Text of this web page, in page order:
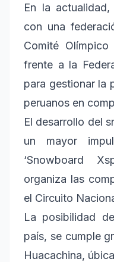
En la
con una
Comité
frente a la
para gestionar la
peruanos en
El desarrollo del
un mayor
‘Snowboard
organiza las
el Circuito
La posibilidad
país, se cumple
Huacachina,